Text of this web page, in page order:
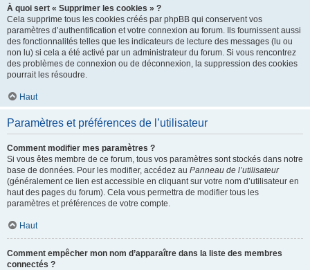
À quoi sert « Supprimer les cookies » ?
Cela supprime tous les cookies créés par phpBB qui conservent vos
paramètres d’authentification et votre connexion au forum. Ils fournissent aussi
des fonctionnalités telles que les indicateurs de lecture des messages (lu ou
non lu) si cela a été activé par un administrateur du forum. Si vous rencontrez
des problèmes de connexion ou de déconnexion, la suppression des cookies
pourrait les résoudre.
Haut
Paramètres et préférences de l’utilisateur
Comment modifier mes paramètres ?
Si vous êtes membre de ce forum, tous vos paramètres sont stockés dans notre
base de données. Pour les modifier, accédez au Panneau de l’utilisateur
(généralement ce lien est accessible en cliquant sur votre nom d’utilisateur en
haut des pages du forum). Cela vous permettra de modifier tous les
paramètres et préférences de votre compte.
Haut
Comment empêcher mon nom d’apparaître dans la liste des membres
connectés ?